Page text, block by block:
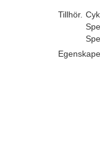
Tillhör.